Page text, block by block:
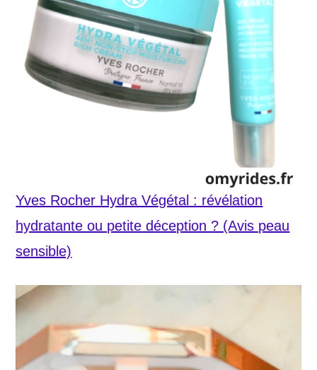
Yves Rocher Hydra Végétal : révélation
hydratante ou petite déception ? (Avis peau
sensible)